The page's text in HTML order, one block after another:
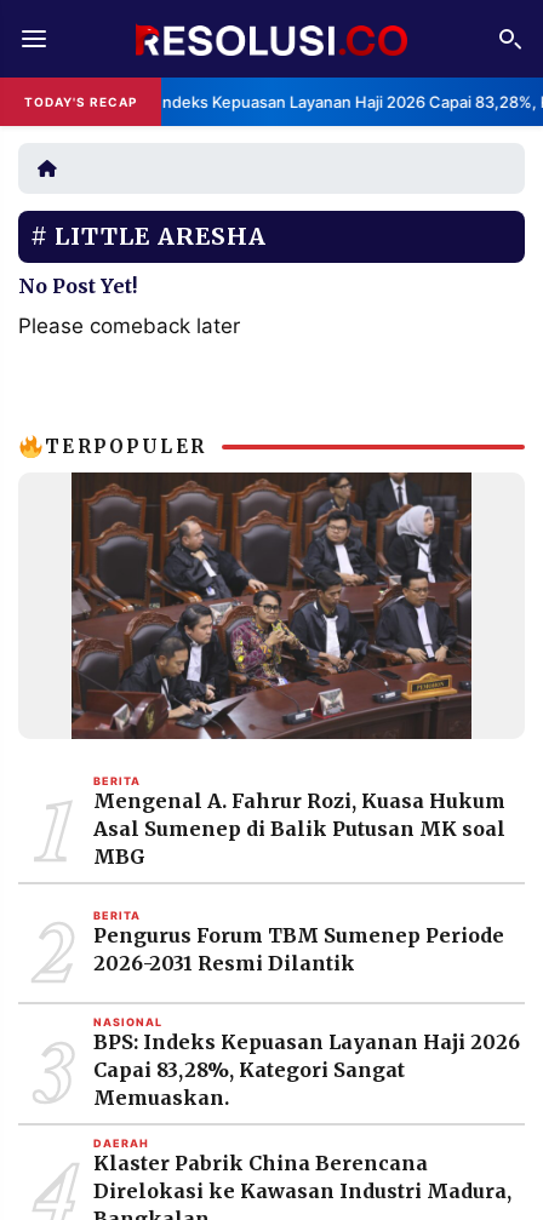
TODAY'S RECAP
BPS: Indeks Kepuasan Layanan Haji 2026 Capai 83,28%,
REDAKSI TENTANG
RESOLUSI IKLAN
RUBRIKASI
EDITORIAL
FINANSIA PERSONA
INFORMASI
PRIVACY
POLICY
BERITA
WARGA
INFORMASI
IKLAN
KIRIM
TULISAN
PENGADUAN TERM
OF
SERVICE
IKUTI
KAMI
©
PT.
RESOLUSI
MEDIA
©
LITTLE ARESHA
No Post Yet!
Please comeback later
TERPOPULER
1 BERITA
Mengenal A. Fahrur Rozi, Kuasa Hukum
Asal Sumenep di Balik Putusan MK soal
MBG
2 BERITA
Pengurus Forum TBM Sumenep Periode
2026-2031 Resmi Dilantik
3 NASIONAL
BPS: Indeks Kepuasan Layanan Haji 2026
Capai 83,28%, Kategori Sangat
Memuaskan.
4 DAERAH
Klaster Pabrik China Berencana
Direlokasi ke Kawasan Industri Madura,